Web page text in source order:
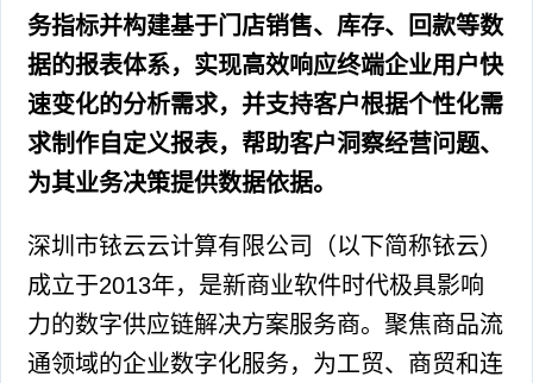
务指标并构建基于门店销售、库存、回款等数
据的报表体系，实现高效响应终端企业用户快
速变化的分析需求，并支持客户根据个性化需
求制作自定义报表，帮助客户洞察经营问题、
为其业务决策提供数据依据。
深圳市铱云云计算有限公司（以下简称铱云）
成立于2013年，是新商业软件时代极具影响
力的数字供应链解决方案服务商。聚焦商品流
通领域的企业数字化服务，为工贸、商贸和连